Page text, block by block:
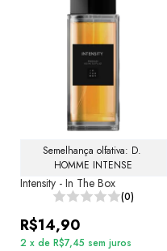
Semelhança olfativa: D.
HOMME INTENSE
Intensity - In The Box
(0)
R$14,90
2 x de R$7,45 sem juros